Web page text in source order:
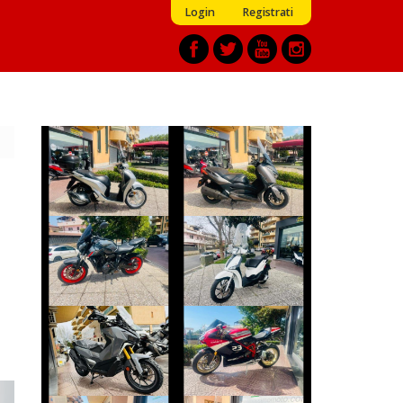
Login Registrati
HONDA SH
€ 2.590 €
YAMAHA XMAX
€ 3.290 €
YAMAHA MT-07
€ 5.990 €
PIAGGIO LIBERTY
€ 2.350 €
SYM ADX-400
€ 6.990 €
DUCATI 1098
€ 10.490 €